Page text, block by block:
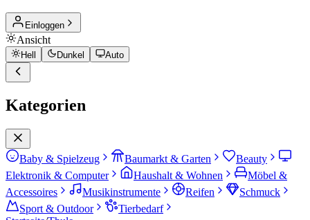
Einloggen
Ansicht
Hell Dunkel Auto
Kategorien
Baby & Spielzeug Baumarkt & Garten
Beauty
Elektronik & Computer
Haushalt & Wohnen
Möbel &
Accessoires
Musikinstrumente Reifen
Schmuck
Sport & Outdoor
Tierbedarf